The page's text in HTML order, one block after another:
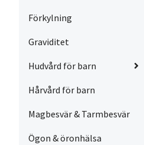
Förkylning
Graviditet
Hudvård för barn
Hårvård för barn
Magbesvär & Tarmbesvär
Ögon & öronhälsa